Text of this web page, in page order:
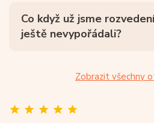
Co když už jsme
ještě nevypořádali?